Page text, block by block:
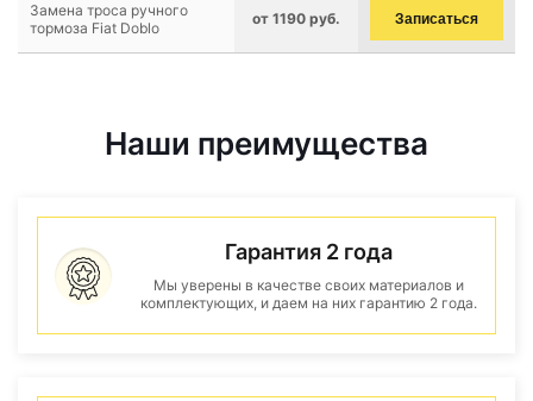
Замена троса ручного
тормоза Fiat Doblo
от 1190 руб. Записаться
Наши преимущества
Гарантия 2 года
Мы уверены в качестве своих материалов и
комплектующих, и даем на них гарантию 2 года.